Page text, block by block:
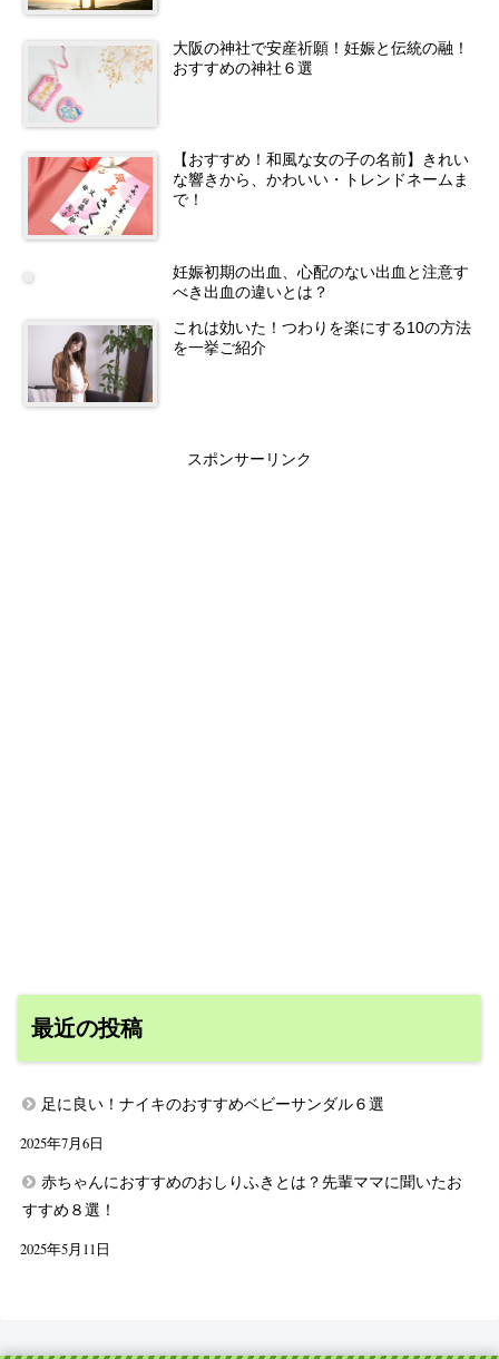
大阪の神社で安産祈願！妊娠と伝統の融！
おすすめの神社６選
【おすすめ！和風な女の子の名前】きれい
な響きから、かわいい・トレンドネームま
で！
妊娠初期の出血、心配のない出血と注意す
べき出血の違いとは？
これは効いた！つわりを楽にする10の方法
を一挙ご紹介
スポンサーリンク
最近の投稿
足に良い！ナイキのおすすめベビーサンダル６選
2025年7月6日
赤ちゃんにおすすめのおしりふきとは？先輩ママに聞いたお
すすめ８選！
2025年5月11日